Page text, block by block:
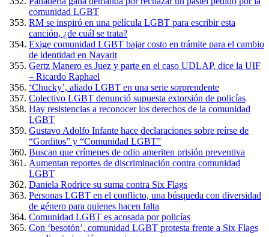
comunidad LGBT
RM se inspiró en una película LGBT para escribir esta
canción, ¿de cuál se trata?
Exige comunidad LGBT bajar costo en trámite para el cambio
de identidad en Nayarit
Gertz Manero es Juez y parte en el caso UDLAP, dice la UIF
– Ricardo Raphael
‘Chucky’, aliado LGBT en una serie sorprendente
Colectivo LGBT denunció supuesta extorsión de policías
Hay resistencias a reconocer los derechos de la comunidad
LGBT
Gustavo Adolfo Infante hace declaraciones sobre reírse de
“Gorditos” y “Comunidad LGBT”
Buscan que crímenes de odio ameriten prisión preventiva
Aumentan reportes de discriminación contra comunidad
LGBT
Daniela Rodrice su suma contra Six Flags
Personas LGBT en el conflicto, una búsqueda con diversidad
de género para quienes hacen falta
Comunidad LGBT es acosada por policías
Con ‘besotón’, comunidad LGBT protesta frente a Six Flags